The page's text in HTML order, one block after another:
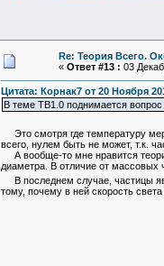
Re: Теория Всего.
« Ответ #13 : 03
Цитата: Корнак7 от 20 Ноября
В теме ТВ1.0 поднимается
Это смотря где температуру
всего, нулем быть не может, т.к.
А вообще-то мне нравится
диаметра. В отличие от массовых
В последнем случае, частицы
тому, почему в ней скорость